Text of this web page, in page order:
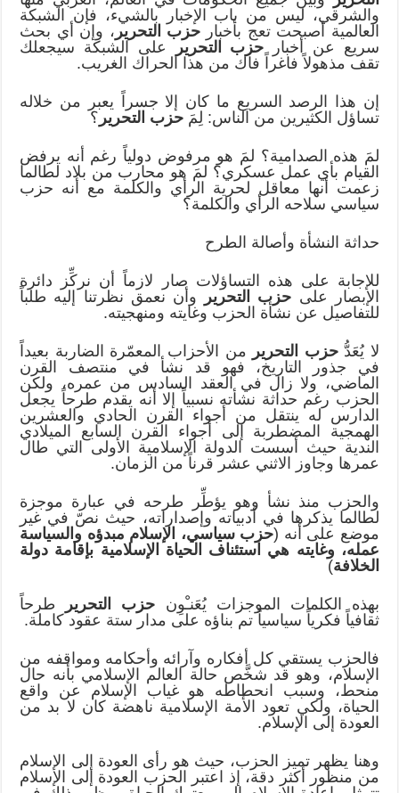
والشرقي، ليس من باب الإخبار بالشيء، فإن الشبكة
العالمية أصبحت تعج بأخبار حزب التحرير ، وإن أي بحث
سريع عن أخبار حزب التحرير
على الشبكة سيجعلك
تقف مذهولاً فاغراً فاك من هذا الحراك الغريب.
إن هذا الرصد السريع ما كان إلا جسراً يعبر من خلاله
تساؤل الكثيرين من الناس: لِمَحزب التحرير ؟
لمَ هذه الصدامية؟ لمَ هو مرفوض دولياً رغم أنه يرفض
القيام بأي عمل عسكري؟ لمَ هو محارب من بلاد لطالما
زعمت أنها معاقل لحرية الرأي والكلمة مع أنه حزب
سياسي سلاحه الرأي والكلمة؟
حداثة النشأة وأصالة الطرح
للإجابة على هذه التساؤلات صار لازماً أن نركِّز دائرة
الإبصار على حزب التحرير
وأن نعمق نظرتنا إليه طلباً
للتفاصيل عن نشأة الحزب وغايته ومنهجيته.
لا يُعَدُّحزب التحرير من الأحزاب المعمّرة الضاربة بعيداً
في جذور التاريخ، فهو قد نشأ في منتصف القرن
الماضي، ولا زال في العقد السادس من عمره، ولكن
الحزب رغم حداثة نشأته نسبياً إلا أنه يقدم طرحاً يجعل
الدارس له ينتقل من أجواء القرن الحادي والعشرين
الهمجية المضطربة إلى أجواء القرن السابع الميلادي
الندية حيث أسست الدولة الإسلامية الأولى التي طال
عمرها وجاوز الاثني عشر قرناً من الزمان.
والحزب منذ نشأ وهو يؤطِّر طرحه في عبارة موجزة
لطالما يذكرها في أدبياته وإصداراته، حيث نصّ في غير
موضع على أنه (حزب سياسي، الإسلام مبدؤه والسياسة
عمله، وغايته هي استئناف الحياة الإسلامية بإقامة دولة
الخلافة)
بهذه الكلمات الموجزات يُعَنـْوِن حزب التحرير
طرحاً
ثقافياً فكرياً سياسياً تم بناؤه على مدار ستة عقود كاملة.
فالحزب يستقي كل أفكاره وآرائه وأحكامه ومواقفه من
الإسلام، وهو قد شخَّص حالة العالم الإسلامي بأنه حال
منحط، وسبب انحطاطه هو غياب الإسلام عن واقع
الحياة، ولكي تعود الأمة الإسلامية ناهضة كان لا بد من
العودة إلى الإسلام.
وهنا يظهر تميز الحزب، حيث هو رأى العودة إلى الإسلام
من منظور أكثر دقة، إذ اعتبر الحزب العودة إلى الإسلام